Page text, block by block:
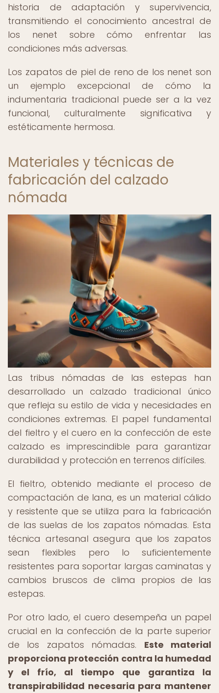
historia de adaptación y supervivencia,
transmitiendo el conocimiento ancestral de
los nenet sobre cómo enfrentar las
condiciones más adversas.
Los zapatos de piel de reno de los nenet son
un ejemplo excepcional de cómo la
indumentaria tradicional puede ser a la vez
funcional, culturalmente significativa y
estéticamente hermosa.
Materiales y técnicas de
fabricación del calzado
nómada
Las tribus nómadas de las estepas han
desarrollado un calzado tradicional único
que refleja su estilo de vida y necesidades en
condiciones extremas. El papel fundamental
del fieltro y el cuero en la confección de este
calzado es imprescindible para garantizar
durabilidad y protección en terrenos difíciles.
El fieltro, obtenido mediante el proceso de
compactación de lana, es un material cálido
y resistente que se utiliza para la fabricación
de las suelas de los zapatos nómadas. Esta
técnica artesanal asegura que los zapatos
sean flexibles pero lo suficientemente
resistentes para soportar largas caminatas y
cambios bruscos de clima propios de las
estepas.
Por otro lado, el cuero desempeña un papel
crucial en la confección de la parte superior
de los zapatos nómadas. Este material
proporciona protección contra la humedad
y el frío, al tiempo que garantiza la
transpirabilidad necesaria para mantener